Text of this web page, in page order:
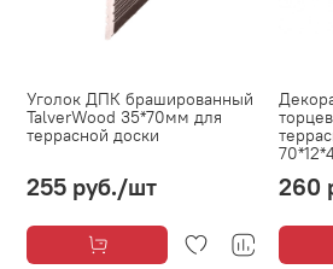
Уголок ДПК брашированный
TalverWood 35*70мм для
террасной доски
255 руб./шт 260